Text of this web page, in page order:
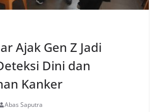
Ajak Gen Z Jadi
Dini dan
Kanker
Abas Saputra